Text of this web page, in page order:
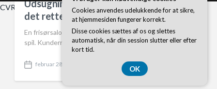
Udsugningsarm og sanseudtryk: Skab
det rette miljø i frisørsalonen
En frisørsalon er et sted, hvor sanserne konstant er i
spil. Kunderne kommer ikke kun for at få klippet eller…
P
februar 28, 2026
CVR DK 374 077 39
Cookies anvendes udelukkende for at sikre,
at hjemmesiden fungerer korrekt.
Disse cookies sættes af os og slettes
automatisk, når din session slutter eller efter
kort tid.
OK